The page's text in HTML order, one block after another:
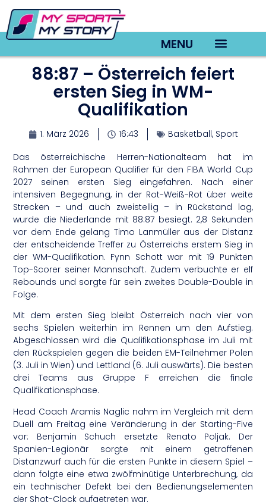
MENU
88:87 – Österreich feiert
ersten Sieg in WM-
Qualifikation
1. März 2026 16:43 Basketball, Sport
Das österreichische Herren-Nationalteam hat im
Rahmen der European Qualifier für den FIBA World Cup
2027 seinen ersten Sieg eingefahren. Nach einer
intensiven Begegnung, in der Rot-Weiß-Rot über weite
Strecken – und auch zweistellig – in Rückstand lag,
wurde die Niederlande mit 88:87 besiegt. 2,8 Sekunden
vor dem Ende gelang Timo Lanmüller aus der Distanz
der entscheidende Treffer zu Österreichs erstem Sieg in
der WM-Qualifikation. Fynn Schott war mit 19 Punkten
Top-Scorer seiner Mannschaft. Zudem verbuchte er elf
Rebounds und sorgte für sein zweites Double-Double in
Folge.
Mit dem ersten Sieg bleibt Österreich nach vier von
sechs Spielen weiterhin im Rennen um den Aufstieg.
Abgeschlossen wird die Qualifikationsphase im Juli mit
den Rückspielen gegen die beiden EM-Teilnehmer Polen
(3. Juli in Wien) und Lettland (6. Juli auswärts). Die besten
drei Teams aus Gruppe F erreichen die finale
Qualifikationsphase.
Head Coach Aramis Naglic nahm im Vergleich mit dem
Duell am Freitag eine Veränderung in der Starting-Five
vor: Benjamin Schuch ersetzte Renato Poljak. Der
Spanien-Legionär sorgte mit einem getroffenen
Distanzwurf auch für die ersten Punkte in diesem Spiel –
dann folgte eine etwa zwölfminütige Unterbrechung, da
ein technischer Defekt bei den Bedienungselementen
der Shot-Clock aufgetreten war.